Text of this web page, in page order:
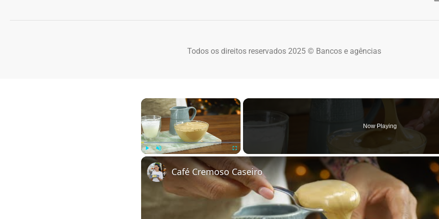
Todos os direitos reservados 2025 © Bancos e agências
×
Play Fullscreen
Now Playing
Café Cremoso Caseiro